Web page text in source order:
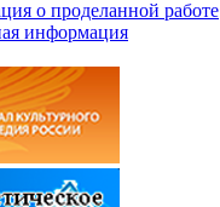
о проделанной работе
информация